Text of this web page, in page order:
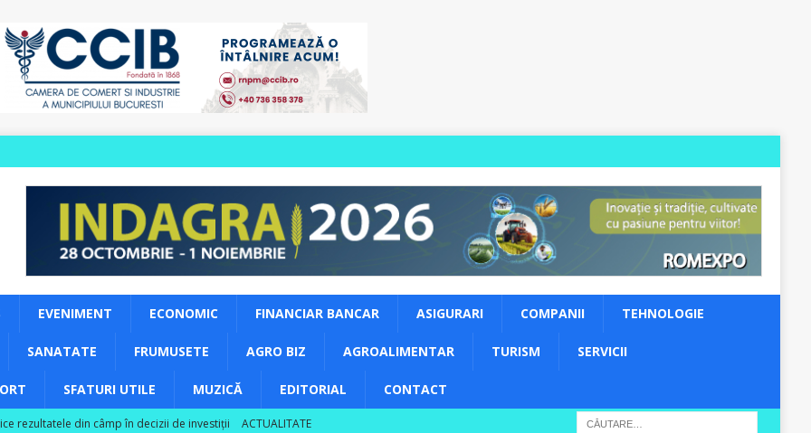
EVENIMENT ECONOMIC FINANCIAR BANCAR ASIGURARI COMPANII TEHNOLOGIE
SANATATE FRUMUSETE AGRO BIZ AGROALIMENTAR TURISM SERVICII
SFATURI UTILE MUZICĂ EDITORIAL CONTACT
rezultatele din câmp în decizii de investiții
ACTUALITATE